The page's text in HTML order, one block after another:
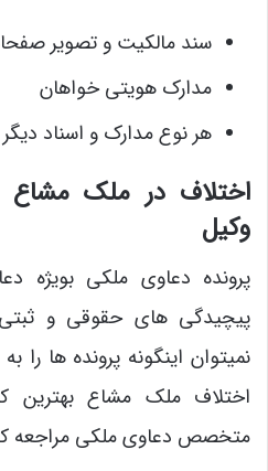
سند مالکیت و تصویر
مدارک هویتی خواهان
هر نوع مدارک و اسناد دیگر
اختلاف در ملک مشاع
وکیل
پرونده دعاوی ملکی بویژه
پیچیدگی های حقوقی و
نمیتوان اینگونه پرونده ها
اختلاف ملک مشاع بهترین
متخصص دعاوی ملکی مراجعه